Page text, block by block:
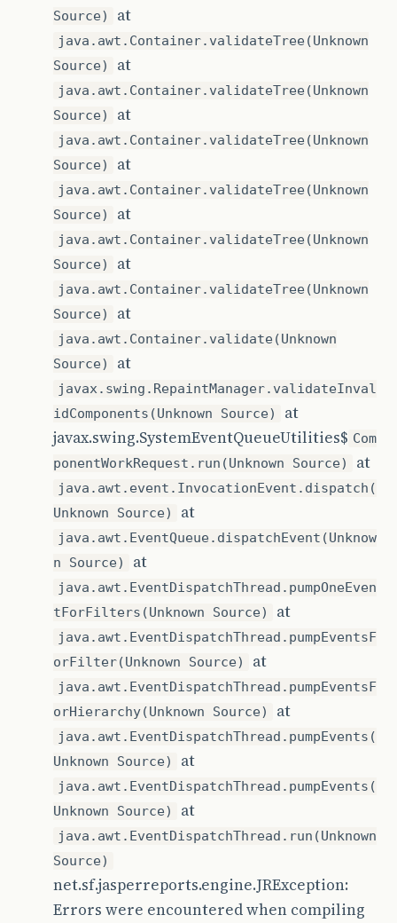
Source)
at
java.awt.Container.validateTree(Unknown
Source)
at
java.awt.Container.validateTree(Unknown
Source)
at
java.awt.Container.validateTree(Unknown
Source)
at
java.awt.Container.validateTree(Unknown
Source)
at
java.awt.Container.validateTree(Unknown
Source)
at
java.awt.Container.validateTree(Unknown
Source)
at
java.awt.Container.validate(Unknown
Source)
at
javax.swing.RepaintManager.validateInval
idComponents(Unknown Source)
at
javax.swing.SystemEventQueueUtilities$ Com
ponentWorkRequest.run(Unknown Source)
at
java.awt.event.InvocationEvent.dispatch(
Unknown Source)
at
java.awt.EventQueue.dispatchEvent(Unknow
n Source)
at
java.awt.EventDispatchThread.pumpOneEven
tForFilters(Unknown Source)
at
java.awt.EventDispatchThread.pumpEventsF
orFilter(Unknown Source)
at
java.awt.EventDispatchThread.pumpEventsF
orHierarchy(Unknown Source)
at
java.awt.EventDispatchThread.pumpEvents(
Unknown Source)
at
java.awt.EventDispatchThread.pumpEvents(
Unknown Source)
at
java.awt.EventDispatchThread.run(Unknown
Source)
net.sf.jasperreports.engine.JRException:
Errors were encountered when compiling